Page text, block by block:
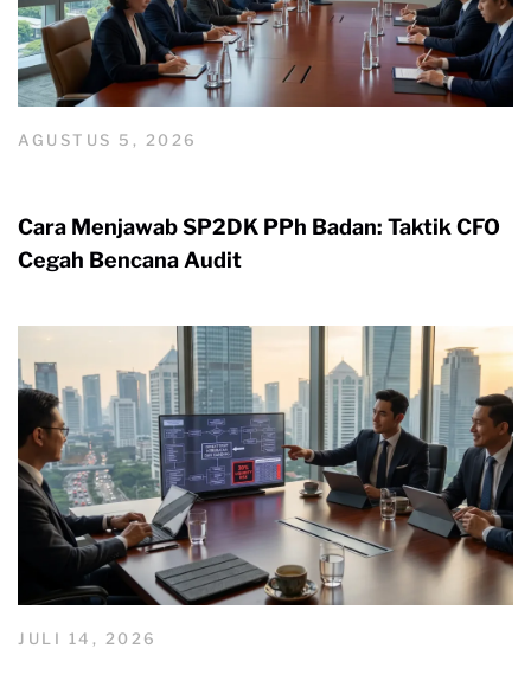
AGUSTUS 5, 2026
Cara Menjawab SP2DK PPh Badan: Taktik CFO
Cegah Bencana Audit
JULI 14, 2026